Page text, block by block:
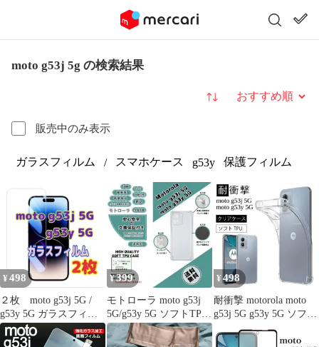
moto g53j 5g の検索結果
販売中のみ表示
並び替え
ガラスフィルム / スマホケース g53y 保護フィルム
¥ 498
２枚 moto g53j 5G /
g53y 5G ガラスフィル
ム 透明
¥399
モトローラ moto g53j
5G/g53y 5G ソフトTPU
クリアケースb
¥498
耐衝撃 motorola moto
g53j 5G g53y 5G ソフト
ケース カバー TPU ク
リア ケース 透明 無地